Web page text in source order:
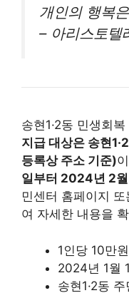
개인의 행복
– 아리스토텔
송현1·2동 민생회
지급 대상은 송현
등록상 주소 기준)
일부터 2024년 2월
민센터 홈페이지
여 자세한 내용을
1인당 10만원
2024년 1월
송현1·2동